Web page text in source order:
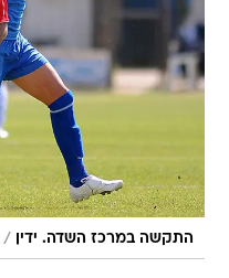
התקשה במרכז השדה. ידין /